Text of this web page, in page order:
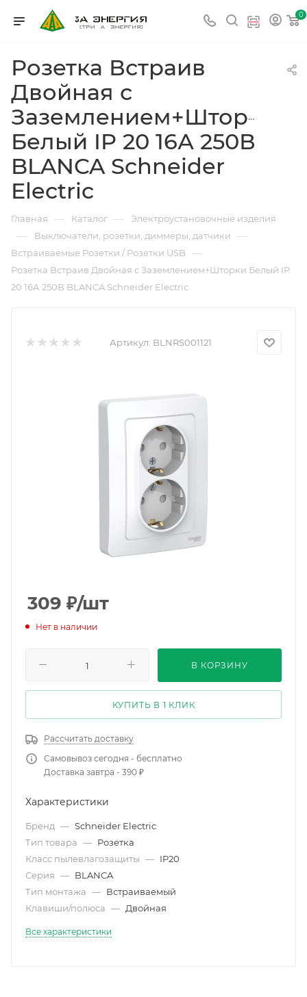
0
Розетка Встраив
Двойная с
Заземлением+Шторки
Белый IP 20 16А 250В
BLANCA Schneider
Electric
Главная — Каталог — Электроустановочные изделия
— Выключатели, розетки, диммеры, датчики —
Встраиваемые Розетки / Розетки USB —
Розетка Встраив Двойная с Заземлением+Шторки Белый IP
20 16А 250В BLANCA Schneider Electric
Артикул: BLNRS001121
309 ₽/шт
Нет в наличии
В КОРЗИНУ
КУПИТЬ В 1 КЛИК
Рассчитать доставку
Самовывоз сегодня - бесплатно
Доставка завтра - 390 ₽
Характеристики
Бренд — Schneider Electric
Тип товара — Розетка
Класс пылевлагозащиты — IP20
Серия — BLANCA
Тип монтажа — Встраиваемый
Клавиши/полюса — Двойная
Все характеристики